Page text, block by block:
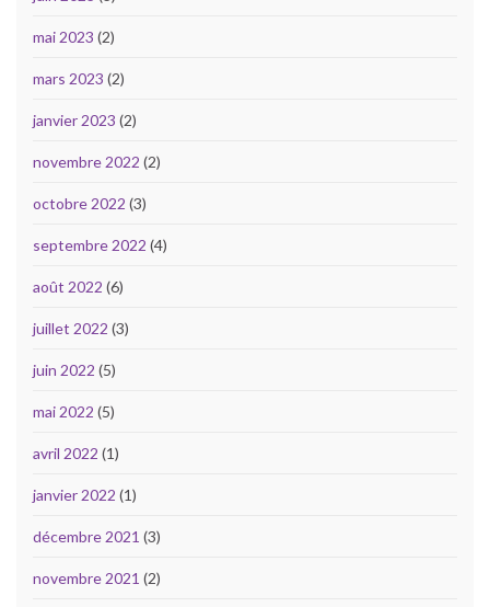
mai 2023 (2)
mars 2023 (2)
janvier 2023 (2)
novembre 2022 (2)
octobre 2022 (3)
septembre 2022 (4)
août 2022 (6)
juillet 2022 (3)
juin 2022 (5)
mai 2022 (5)
avril 2022 (1)
janvier 2022 (1)
décembre 2021 (3)
novembre 2021 (2)